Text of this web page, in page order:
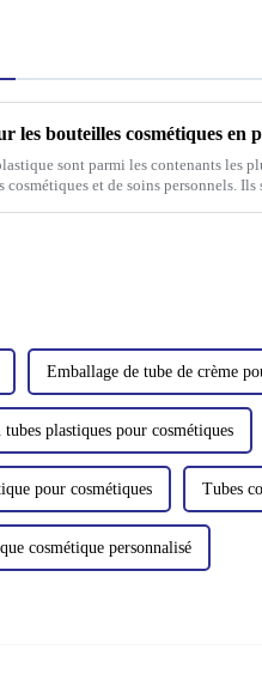
les bouteilles cosmétiques en
sont parmi les contenants les
et de soins personnels. Ils
Emballage de tube de crème
plastiques pour cosmétiques
pour cosmétiques Tubes
cosmétique personnalisé